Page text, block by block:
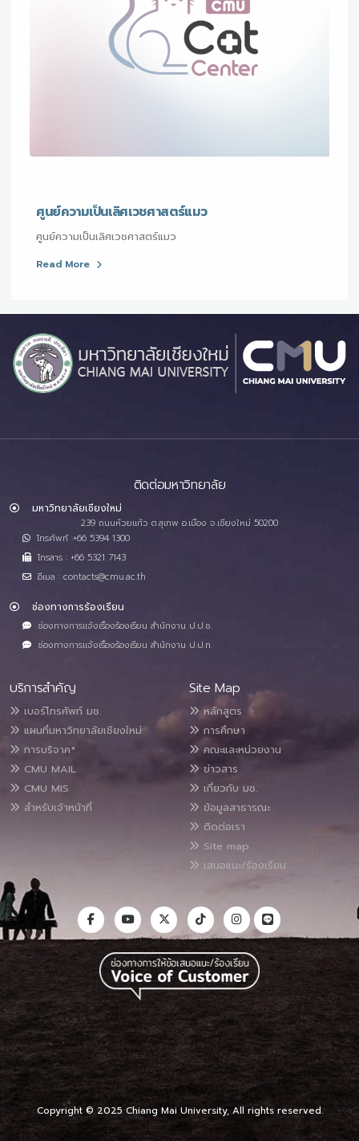
ศูนย์ความเป็นเลิศเวชศาสตร์แมว
ศูนย์ความเป็นเลิศเวชศาสตร์แมว
Read More
ติดต่อมหาวิทยาลัย
มหาวิทยาลัยเชียงใหม่
239 ถนนห้วยแก้ว ต.สุเทพ อ.เมือง จ.เชียงใหม่ 50200
โทรศัพท์ :+66 5394 1300
โทรสาร : +66 5321 7143
อีเมล : contacts@cmu.ac.th
ช่องทางการร้องเรียน
ช่องทางการแจ้งเรื่องร้องเรียน สำนักงาน ป.ป.ช.
ช่องทางการแจ้งเรื่องร้องเรียน สำนักงาน ป.ป.ท.
บริการสำคัญ
เบอร์โทรศัพท์ มช.
แผนที่มหาวิทยาลัยเชียงใหม่
การบริจาค*
CMU MAIL
CMU MIS
สำหรับเจ้าหน้าที่
Site Map
หลักสูตร
การศึกษา
คณะและหน่วยงาน
ข่าวสาร
เกี่ยวกับ มช.
ข้อมูลสาธารณะ
ติดต่อเรา
Site map
เสนอแนะ/ร้องเรียน
Copyright © 2025 Chiang Mai University, All rights reserved.